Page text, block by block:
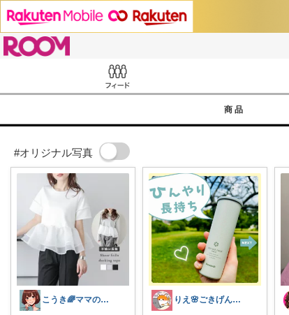
商品
#オリジナル写真
こうき🌈ママの着痩せ服&快適な暮らし りえ🌸ごきげんな暮らし🏠🌿